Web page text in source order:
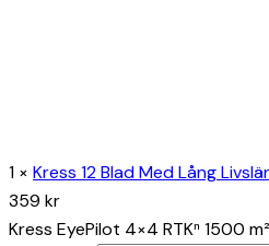
1 × Kress 12 Blad Med Lång
359 kr
Kress EyePilot 4×4 RTKⁿ 1500